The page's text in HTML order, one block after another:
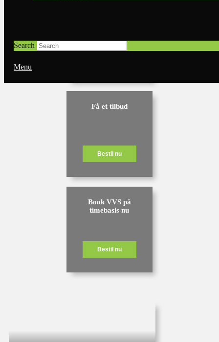
Search
Menu
Få et tilbud
Bestil nu
Book VVS på
timebasis nu
Bestil nu